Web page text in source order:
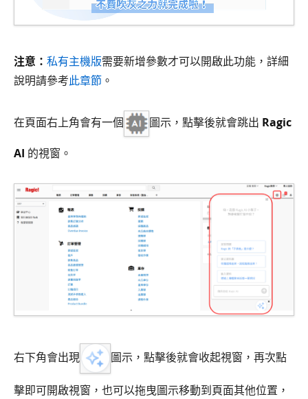
注意： 私有主機版需要新增參數才可以開啟此功能，詳細
說明請參考此章節 。
在頁面右上角會有一個 圖示，點擊後就會跳出 Ragic
AI 的視窗。
右下角會出現 圖示，點擊後就會收起視窗，再次點
擊即可開啟視窗，也可以拖曳圖示移動到頁面其他位置，